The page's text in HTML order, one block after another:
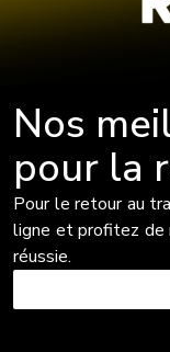
Nos
pour la
Pour le retour au
ligne et profitez de
réussie.